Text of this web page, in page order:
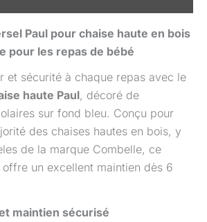
Paul pour chaise haute en bois
pour les repas de bébé
et sécurité à chaque repas avec le
haute Paul, décoré de
sur fond bleu. Conçu pour
des chaises hautes en bois, y
de la marque Combelle, ce
un excellent maintien dès 6
maintien sécurisé